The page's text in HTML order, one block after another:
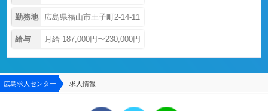
勤務地 広島県福山市王子町2-14-11
給与 月給 187,000円〜230,000円
広島求人センター 求人情報